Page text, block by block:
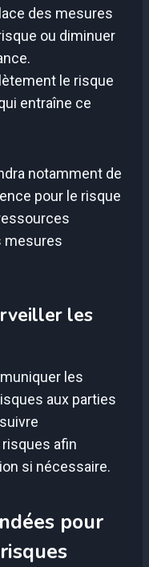
des mesures
ou diminuer
le risque
entraîne ce
notamment de
pour le risque
mesures
les
les
aux parties
afin
si nécessaire.
pour